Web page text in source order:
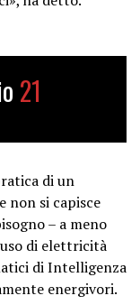
21
di un
si capisce
– a meno
di elettricità
di Intelligenza
energivori.